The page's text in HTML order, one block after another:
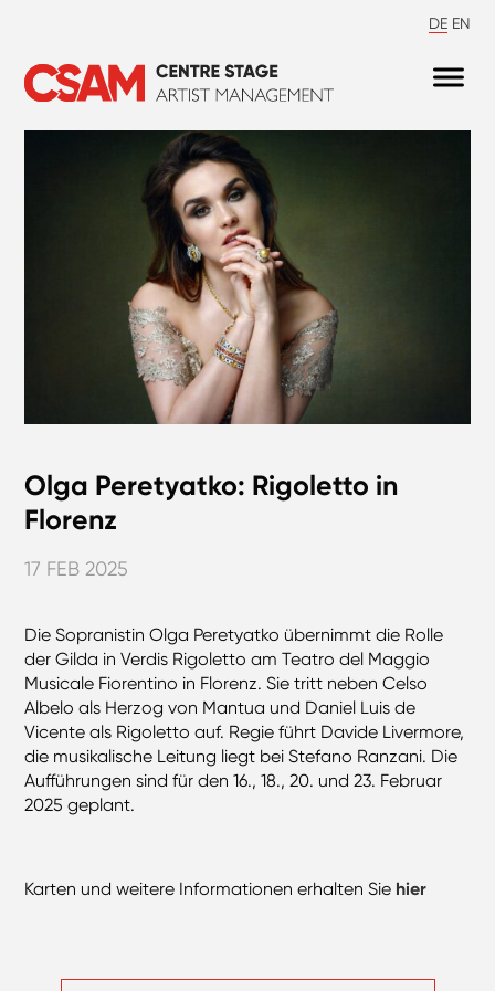
DE EN
Olga Peretyatko: Rigoletto in
Florenz
17 FEB 2025
Die Sopranistin Olga Peretyatko übernimmt die Rolle
der Gilda in Verdis Rigoletto am Teatro del Maggio
Musicale Fiorentino in Florenz. Sie tritt neben Celso
Albelo als Herzog von Mantua und Daniel Luis de
Vicente als Rigoletto auf. Regie führt Davide Livermore,
die musikalische Leitung liegt bei Stefano Ranzani. Die
Aufführungen sind für den 16., 18., 20. und 23. Februar
2025 geplant.
Karten und weitere Informationen erhalten Sie hier